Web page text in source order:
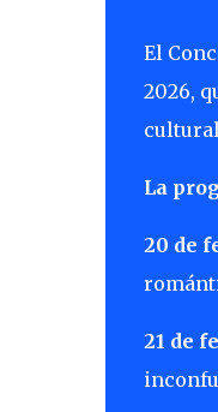
El
2026,
La
20 de
21 de